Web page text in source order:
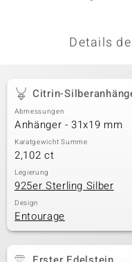
Classics
Details
Citrin-
Abmessungen
Anhänger - 31x19 mm
Karatgewicht Summe
2,102 ct
Legierung
925er Sterling Silber
Design
Entourage